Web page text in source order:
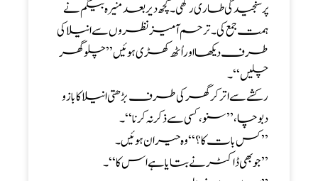
پرسنجیدگی طاری رکھی ۔ کچھ دیر بعد منیرہ بیگم نے
ہمت جمع کی ۔ ترحم آمیز نظروں سے انیلا کی
طرف دیکھا اور اُٹھ کھڑی ہوئیں ’’ چلو گھر
چلیں ‘‘۔
رکشے سے اتر کر گھر کی طرف بڑھتی انیلا کا بازو
دبوچا ،’’ سنو، کسی سے ذکر نہ کرنا ‘‘۔
’’ کس بات کا ؟‘‘ وہ حیران ہوئیں۔
’’ جوبھی ڈاکٹر نے بتایا ہے اس کا ‘‘۔